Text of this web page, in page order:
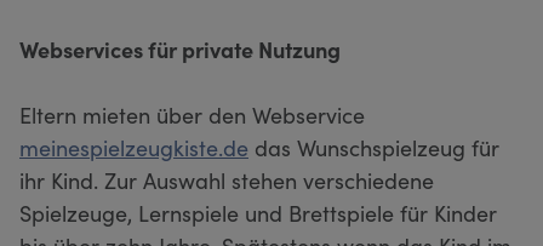
Webservices für private Nutzung
Eltern mieten über den Webservice
meinespielzeugkiste.de das Wunschspielzeug für
ihr Kind. Zur Auswahl stehen verschiedene
Spielzeuge, Lernspiele und Brettspiele für Kinder